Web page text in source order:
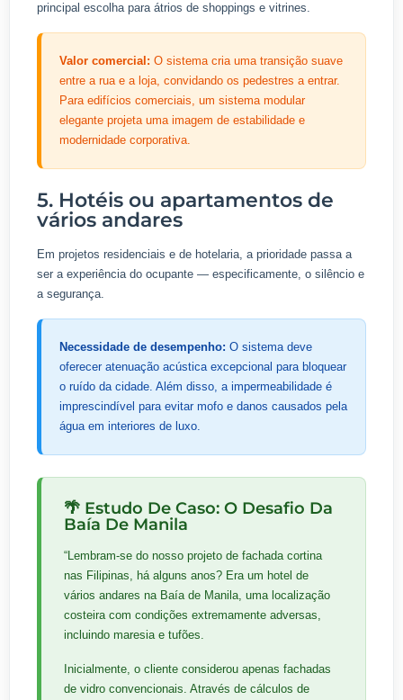
principal escolha para átrios de shoppings e vitrines.
Valor comercial: O sistema cria uma transição suave
entre a rua e a loja, convidando os pedestres a entrar.
Para edifícios comerciais, um sistema modular
elegante projeta uma imagem de estabilidade e
modernidade corporativa.
5. Hotéis ou apartamentos de
vários andares
Em projetos residenciais e de hotelaria, a prioridade passa a
ser a experiência do ocupante — especificamente, o silêncio e
a segurança.
Necessidade de desempenho: O sistema deve
oferecer atenuação acústica excepcional para bloquear
o ruído da cidade. Além disso, a impermeabilidade é
imprescindível para evitar mofo e danos causados pela
água em interiores de luxo.
🌴 Estudo De Caso: O Desafio Da
Baía De Manila
“Lembram-se do nosso projeto de fachada cortina
nas Filipinas, há alguns anos? Era um hotel de
vários andares na Baía de Manila, uma localização
costeira com condições extremamente adversas,
incluindo maresia e tufões.
Inicialmente, o cliente considerou apenas fachadas
de vidro convencionais. Através de cálculos de